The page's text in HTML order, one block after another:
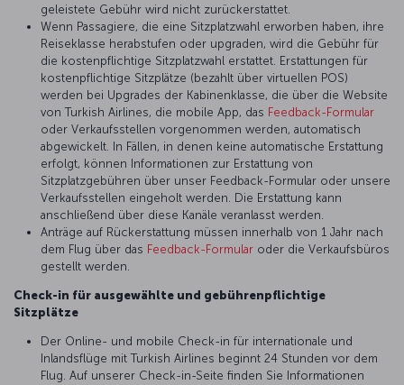
geleistete Gebühr wird nicht zurückerstattet.
Wenn Passagiere, die eine Sitzplatzwahl erworben haben, ihre
Reiseklasse herabstufen oder upgraden, wird die Gebühr für
die kostenpflichtige Sitzplatzwahl erstattet. Erstattungen für
kostenpflichtige Sitzplätze (bezahlt über virtuellen POS)
werden bei Upgrades der Kabinenklasse, die über die Website
von Turkish Airlines, die mobile App, das Feedback-Formular
oder Verkaufsstellen vorgenommen werden, automatisch
abgewickelt. In Fällen, in denen keine automatische Erstattung
erfolgt, können Informationen zur Erstattung von
Sitzplatzgebühren über unser Feedback-Formular oder unsere
Verkaufsstellen eingeholt werden. Die Erstattung kann
anschließend über diese Kanäle veranlasst werden.
Anträge auf Rückerstattung müssen innerhalb von 1 Jahr nach
dem Flug über das Feedback-Formular oder die Verkaufsbüros
gestellt werden.
Check-in für ausgewählte und gebührenpflichtige
Sitzplätze
Der Online- und mobile Check-in für internationale und
Inlandsflüge mit Turkish Airlines beginnt 24 Stunden vor dem
Flug. Auf unserer Check-in-Seite finden Sie Informationen